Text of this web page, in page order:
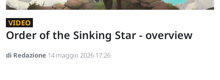
VIDEO
Order of the Sinking Star - overview
di Redazione 14 maggio 2026 17:26